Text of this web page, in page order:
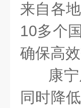
来自各
10多个
确保高
康
同时降低